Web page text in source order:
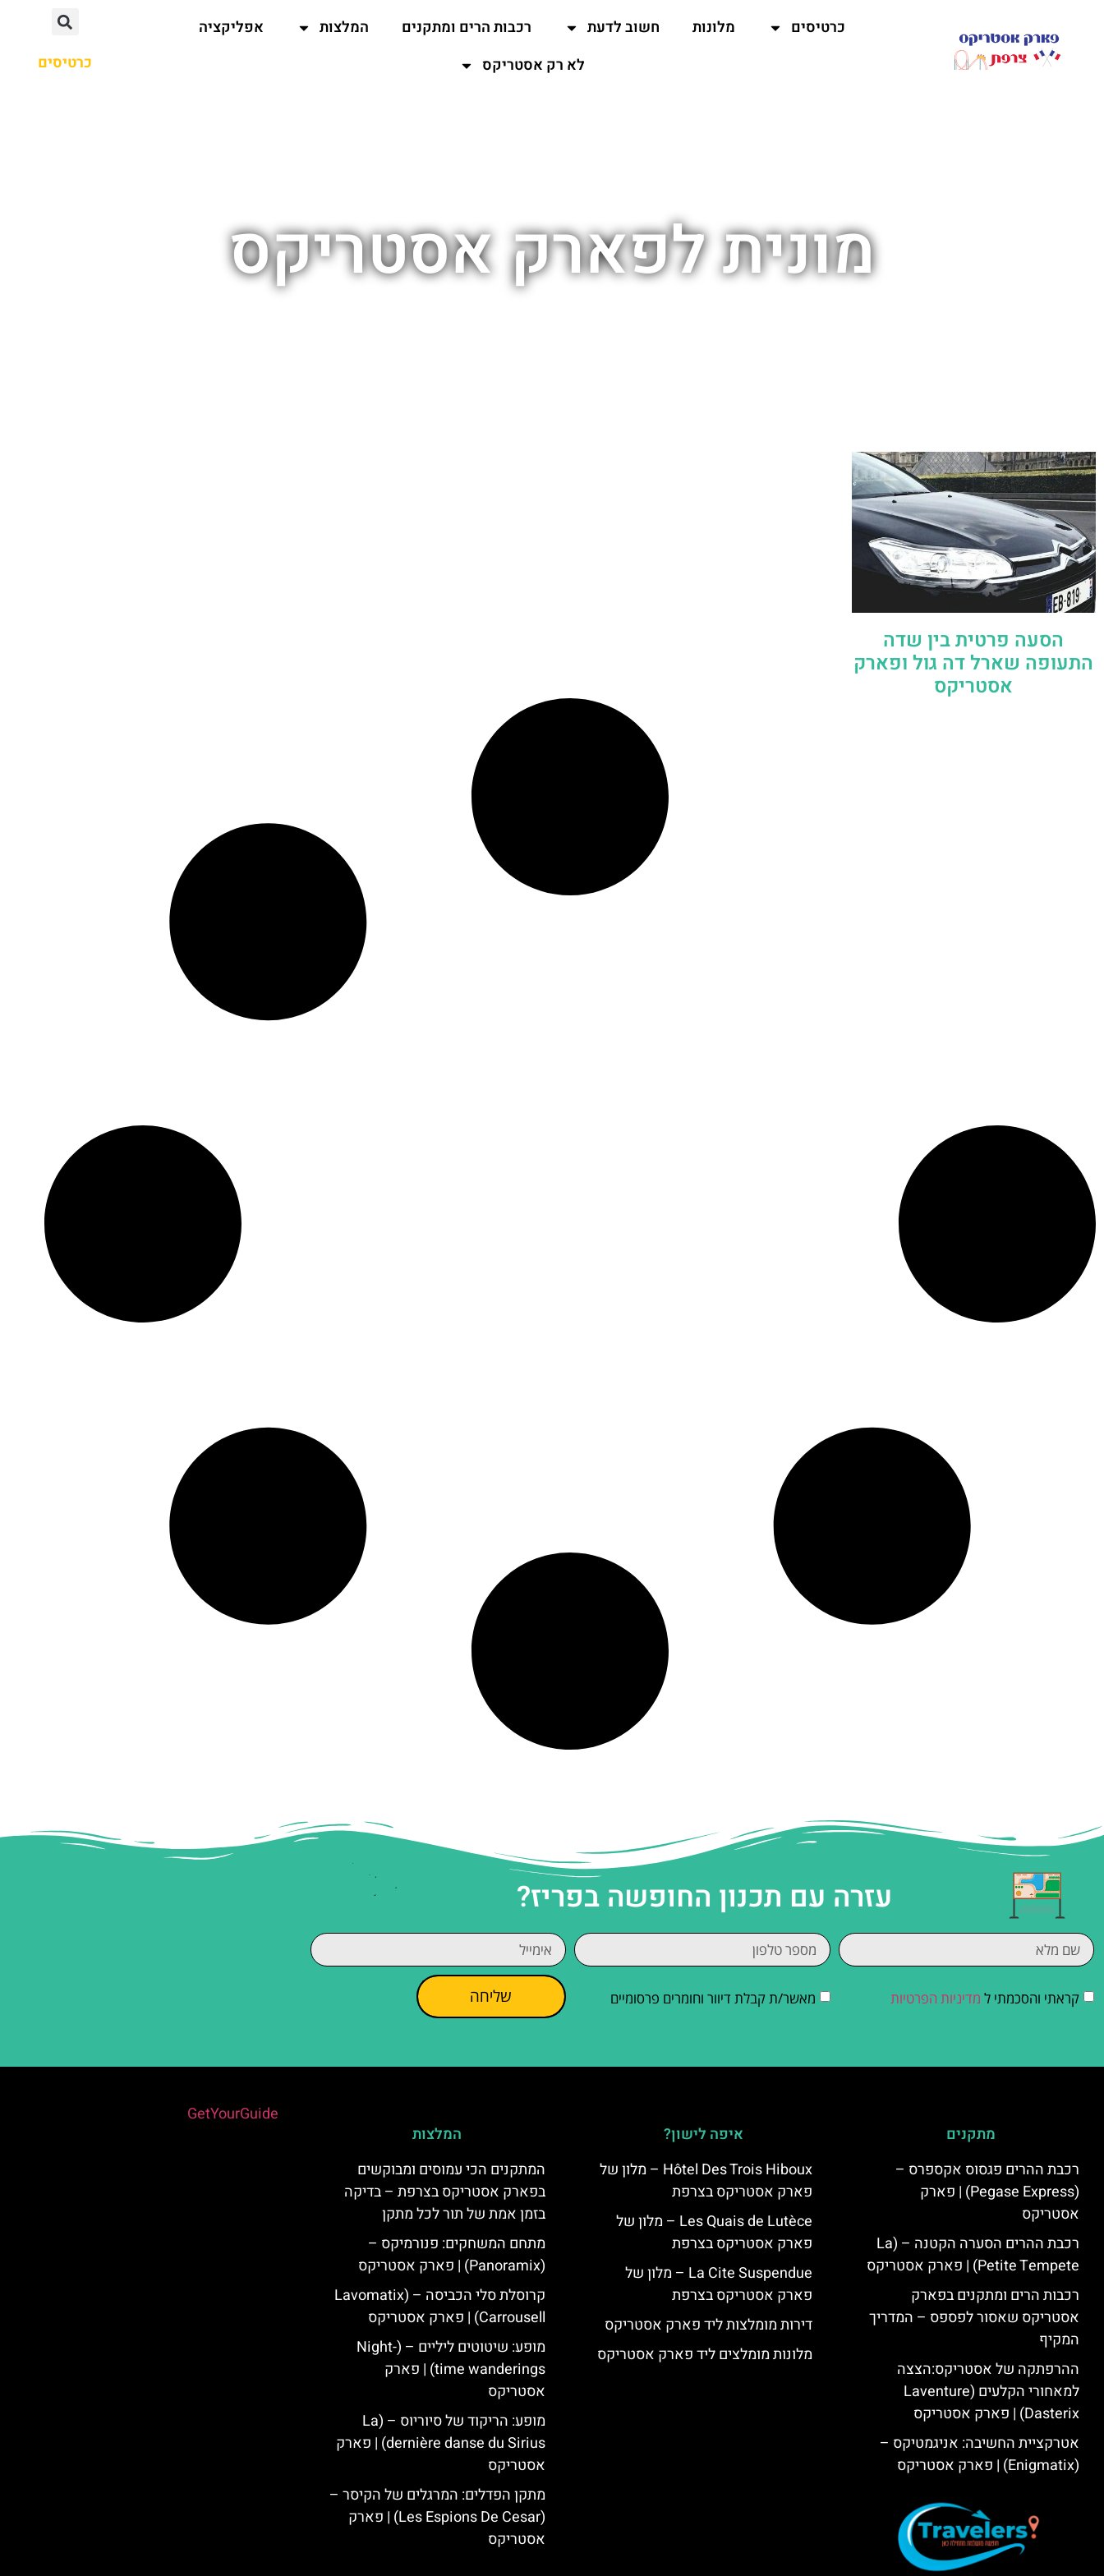
כרטיסים מלונות חשוב לדעת רכבות הרים ומתקנים המלצות
אפליקציה
לא רק אסטריקס
כרטיסים
מונית לפארק אסטריקס
הסעה פרטית בין שדה
התעופה שארל דה גול ופארק
אסטריקס
עזרה עם תכנון החופשה בפריז?
קראתי והסכמתי ל מדיניות הפרטיות מאשר/ת קבלת דיוור וחומרים פרסומיים שליחה
מתקנים
רכבת ההרים פגסוס אקספרס –
(Pegase Express) | פארק
אסטריקס
רכבת ההרים הסערה הקטנה – (La
Petite Tempete) | פארק אסטריקס
רכבות הרים ומתקנים בפארק
אסטריקס שאסור לפספס – המדריך
המקיף
ההרפתקה של אסטריקס:הצצה
למאחורי הקלעים (Laventure
Dasterix) | פארק אסטריקס
אטרקציית החשיבה: אניגמטיקס –
(Enigmatix) | פארק אסטריקס
איפה לישון?
Hôtel Des Trois Hiboux – מלון של
פארק אסטריקס בצרפת
Les Quais de Lutèce – מלון של
פארק אסטריקס בצרפת
La Cite Suspendue – מלון של
פארק אסטריקס בצרפת
דירות מומלצות ליד פארק אסטריקס
מלונות מומלצים ליד פארק אסטריקס
המלצות
המתקנים הכי עמוסים ומבוקשים
בפארק אסטריקס בצרפת – בדיקה
בזמן אמת של תור לכל מתקן
מתחם המשחקים: פנורמיקס –
(Panoramix) | פארק אסטריקס
קרוסלת סלי הכביסה – (Lavomatix
Carrousell) | פארק אסטריקס
מופע: שיטוטים ליליים – (Night-
time wanderings) | פארק
אסטריקס
מופע: הריקוד של סיוריוס – (La
dernière danse du Sirius) | פארק
אסטריקס
מתקן הפדלים: המרגלים של הקיסר –
(Les Espions De Cesar) | פארק
אסטריקס
GetYourGuide